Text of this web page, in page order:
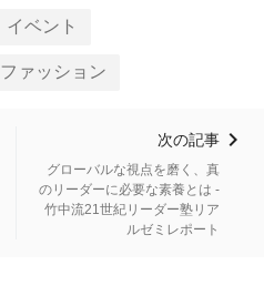
イベント
ファッション
次の記事
グローバルな視点を磨く、真
のリーダーに必要な素養とは -
竹中流21世紀リーダー塾リア
ルゼミレポート